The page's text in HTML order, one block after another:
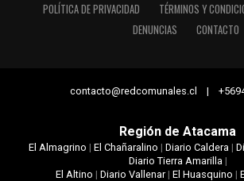
POLÍTICA DE PRIVACIDAD
TÉRMINOS Y
DENUNCIAS
CONTACTO
contacto@redcomunales.cl |
Región de Atacama
El Almagrino | El Chañaralino | Diario Caldera |
Diario Tierra Amarilla |
El Altino | Diario Vallenar| El Huasquino |